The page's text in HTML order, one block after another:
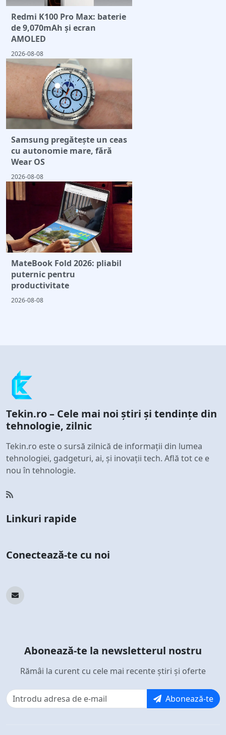
Redmi K100 Pro Max: baterie
de 9,070mAh și ecran
AMOLED
2026-08-08
Samsung pregătește un ceas
cu autonomie mare, fără
Wear OS
2026-08-08
MateBook Fold 2026: pliabil
puternic pentru
productivitate
2026-08-08
Tekin.ro – Cele mai noi știri și tendințe din
tehnologie, zilnic
Tekin.ro este o sursă zilnică de informații din lumea
tehnologiei, gadgeturi, ai, și inovații tech. Află tot ce e
nou în tehnologie.
Linkuri rapide
Conectează-te cu noi
Abonează-te la newsletterul nostru
Rămâi la curent cu cele mai recente știri și oferte
Abonează-te